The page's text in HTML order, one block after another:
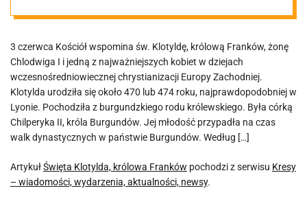
3 czerwca Kościół wspomina św. Klotyldę, królową Franków, żonę
Chlodwiga I i jedną z najważniejszych kobiet w dziejach
wczesnośredniowiecznej chrystianizacji Europy Zachodniej.
Klotylda urodziła się około 470 lub 474 roku, najprawdopodobniej w
Lyonie. Pochodziła z burgundzkiego rodu królewskiego. Była córką
Chilperyka II, króla Burgundów. Jej młodość przypadła na czas
walk dynastycznych w państwie Burgundów. Według […]
ArtykułŚwięta Klotylda, królowa Franków pochodzi z serwisu Kresy
– wiadomości, wydarzenia, aktualności, newsy.